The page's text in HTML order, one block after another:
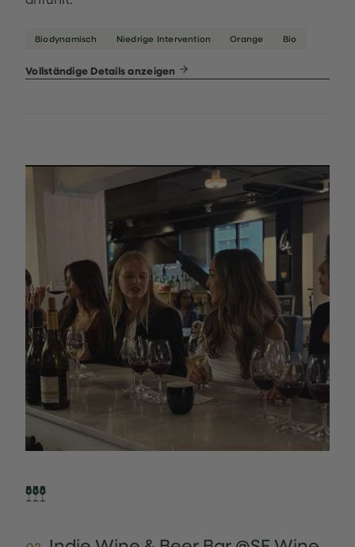
Biodynamisch Niedrige Intervention Orange Bio
Vollständige Details anzeigen